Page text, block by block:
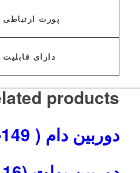
پورت ارتباطی
دارای قابلیت
products
دوربین دام ( MS-149 )